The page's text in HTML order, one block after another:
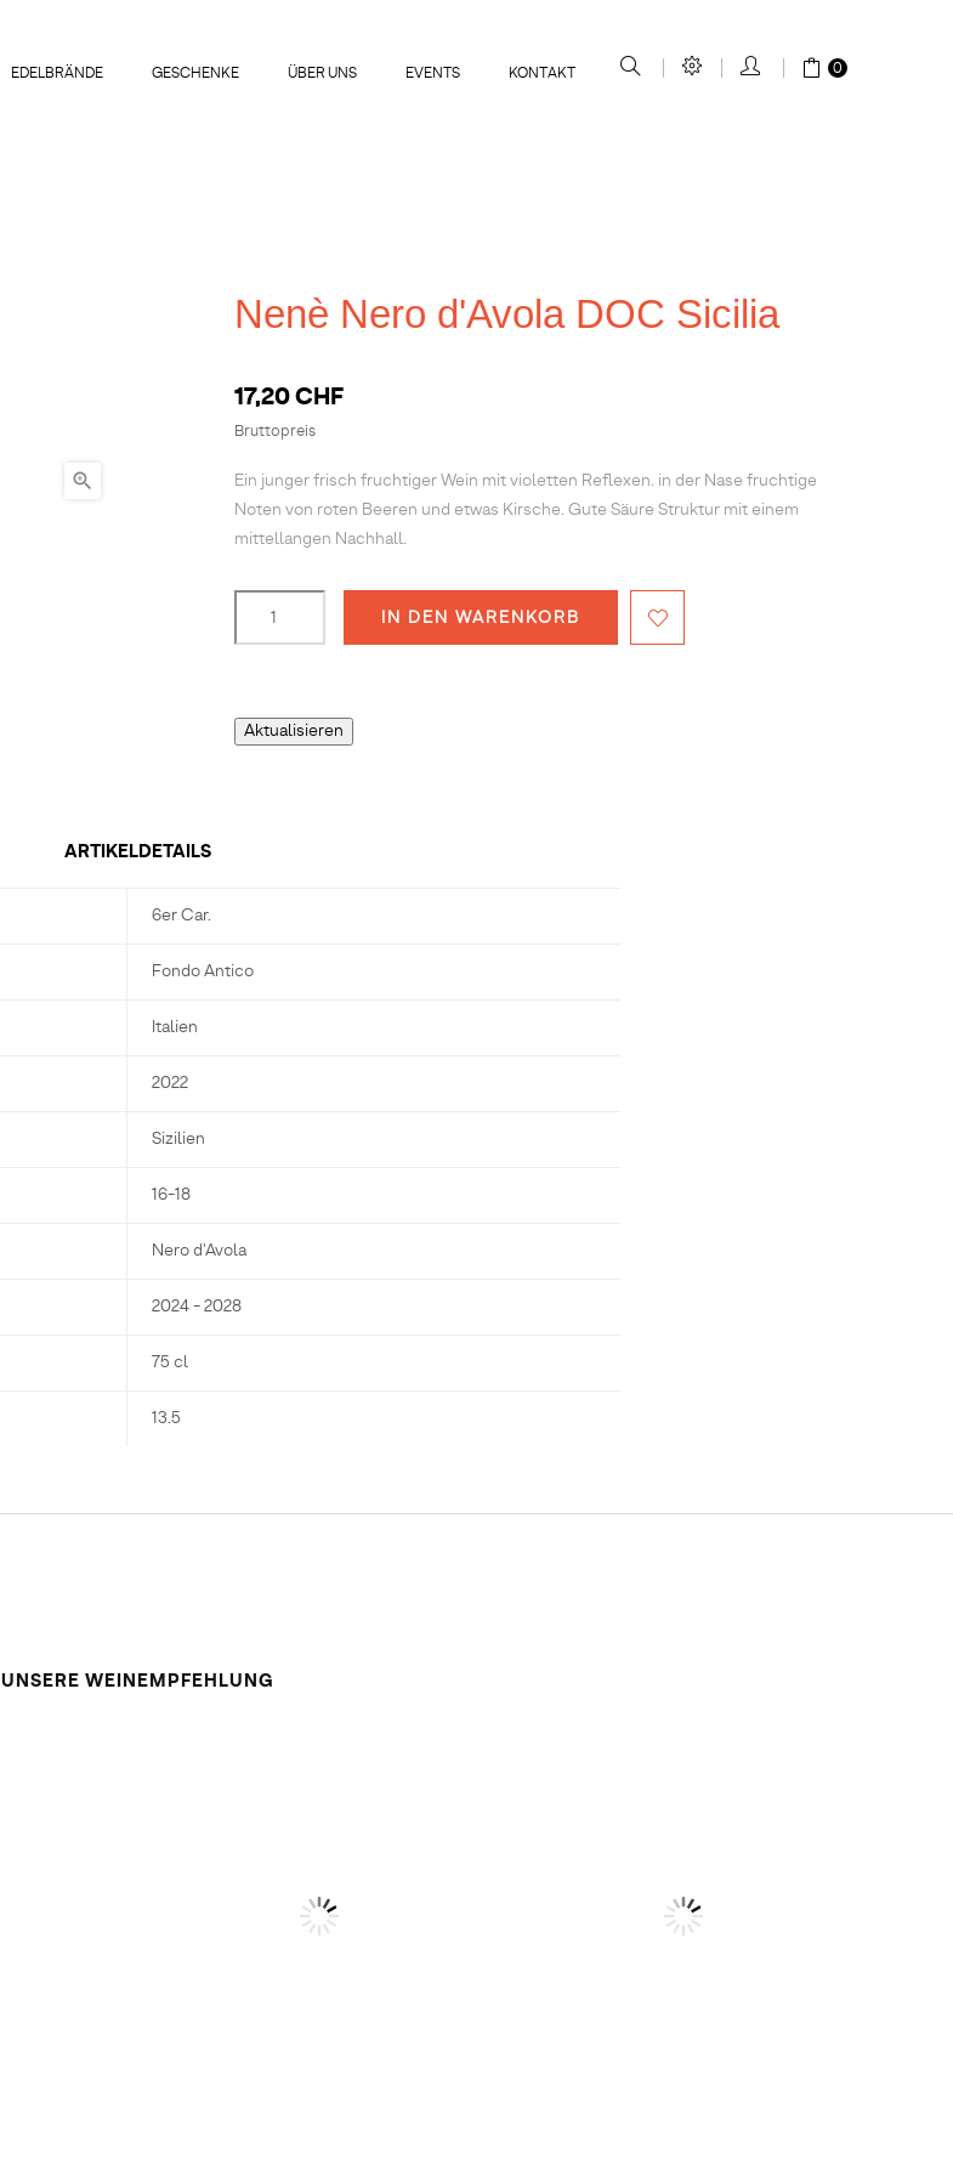
EDELBRÄNDE GESCHENKE ÜBER UNS EVENTS KONTAKT 0

Nenè Nero d'Avola DOC Sicilia
17,20 CHF
Bruttopreis
Ein junger frisch fruchtiger Wein mit violetten Reflexen. in der Nase fruchtige
Noten von roten Beeren und etwas Kirsche. Gute Säure Struktur mit einem
mittellangen Nachhall.
IN DEN WARENKORB
ARTIKELDETAILS
6er Car.
Fondo Antico
Italien
2022
Sizilien
16-18
Nero d'Avola
2024 - 2028
75 cl
13.5
UNSERE WEINEMPFEHLUNG